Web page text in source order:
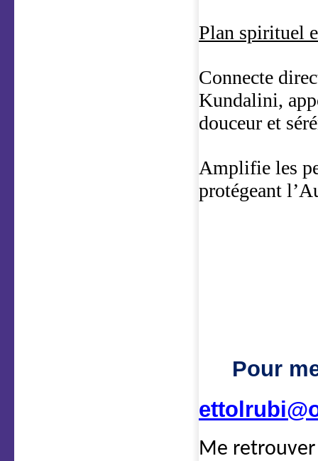
Plan spirituel
Connecte
Kundalini,
douceur et
Amplifie les
protégeant
Pour
Me